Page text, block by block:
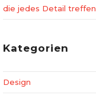
die jedes Detail treffen
Kategorien
Design